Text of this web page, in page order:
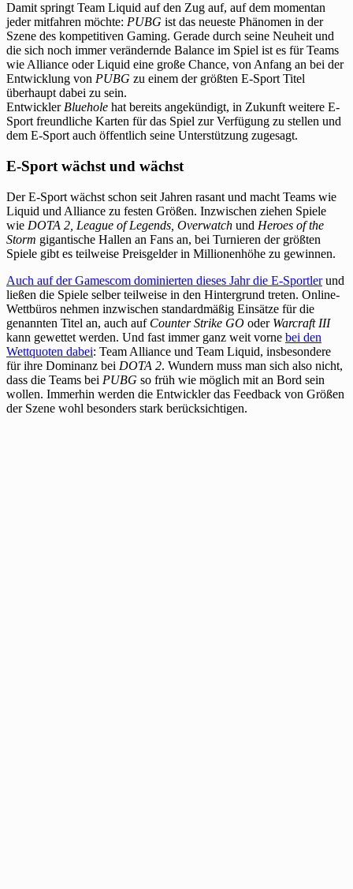
Damit springt Team Liquid auf den Zug auf, auf dem momentan
jeder mitfahren möchte: PUBG ist das neueste Phänomen in der
Szene des kompetitiven Gaming. Gerade durch seine Neuheit und
die sich noch immer verändernde Balance im Spiel ist es für Teams
wie Alliance oder Liquid eine große Chance, von Anfang an bei der
Entwicklung von PUBG zu einem der größten E-Sport Titel
überhaupt dabei zu sein.
Entwickler Bluehole hat bereits angekündigt, in Zukunft weitere E-
Sport freundliche Karten für das Spiel zur Verfügung zu stellen und
dem E-Sport auch öffentlich seine Unterstützung zugesagt.
E-Sport wächst und wächst
Der E-Sport wächst schon seit Jahren rasant und macht Teams wie
Liquid und Alliance zu festen Größen. Inzwischen ziehen Spiele
wie DOTA 2, League of Legends, Overwatch und Heroes of the
Storm gigantische Hallen an Fans an, bei Turnieren der größten
Spiele gibt es teilweise Preisgelder in Millionenhöhe zu gewinnen.
Auch auf der Gamescom dominierten dieses Jahr die E-Sportlerund
ließen die Spiele selber teilweise in den Hintergrund treten. Online-
Wettbüros nehmen inzwischen standardmäßig Einsätze für die
genannten Titel an, auch auf Counter Strike GO oder Warcraft III
kann gewettet werden. Und fast immer ganz weit vorne bei den
Wettquoten dabei: Team Alliance und Team Liquid, insbesondere
für ihre Dominanz bei DOTA 2. Wundern muss man sich also nicht,
dass die Teams bei PUBG so früh wie möglich mit an Bord sein
wollen. Immerhin werden die Entwickler das Feedback von Größen
der Szene wohl besonders stark berücksichtigen.